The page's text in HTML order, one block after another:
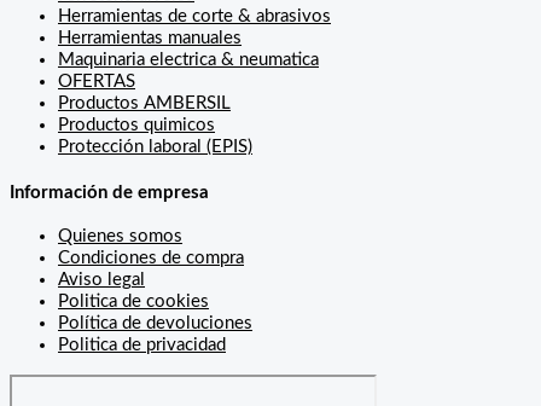
Herramientas de corte & abrasivos
Herramientas manuales
Maquinaria electrica & neumatica
OFERTAS
Productos AMBERSIL
Productos quimicos
Protección laboral (EPIS)
Información de empresa
Quienes somos
Condiciones de compra
Aviso legal
Politica de cookies
Política de devoluciones
Politica de privacidad